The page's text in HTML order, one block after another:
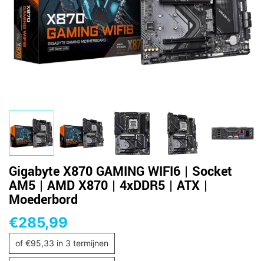
Gigabyte X870 GAMING WIFI6 | Socket
AM5 | AMD X870 | 4xDDR5 | ATX |
Moederbord
€285,99
of €95,33 in 3 termijnen